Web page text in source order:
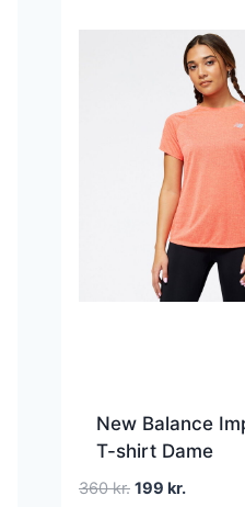
New Balance
T-shirt Dame
360kr. Den
199 kr.Den